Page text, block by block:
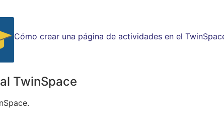
Cómo crear una página de actividades en el
TwinSpace